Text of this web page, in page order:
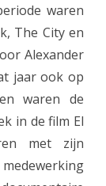
waren
The City en
Alexander
jaar ook op
waren de
in de film El
met zijn